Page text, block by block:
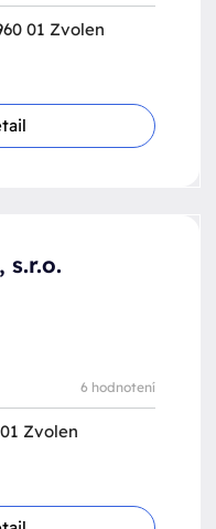
01 Zvolen
s.r.o.
6 hodnotení
Zvolen